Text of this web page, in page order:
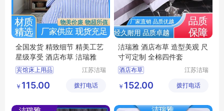
全国发货 精致细节 精美工艺
星级享受 酒店布草 洁瑞雅
宾馆床上用品
酒店布草 医院布草
江苏洁瑞
有限公司
￥ 115.00 拨打电话
洁瑞雅 酒店布草 造型美观 尺
寸可定制 全棉四件套
酒店布草
客房布草
宾馆布草
江苏洁瑞
有限公司
￥ 152.00 拨打电话